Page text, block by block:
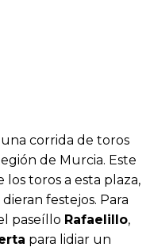
corrida de toros
de Murcia. Este
toros a esta plaza,
festejos. Para
paseíllo Rafaelillo,
para lidiar un